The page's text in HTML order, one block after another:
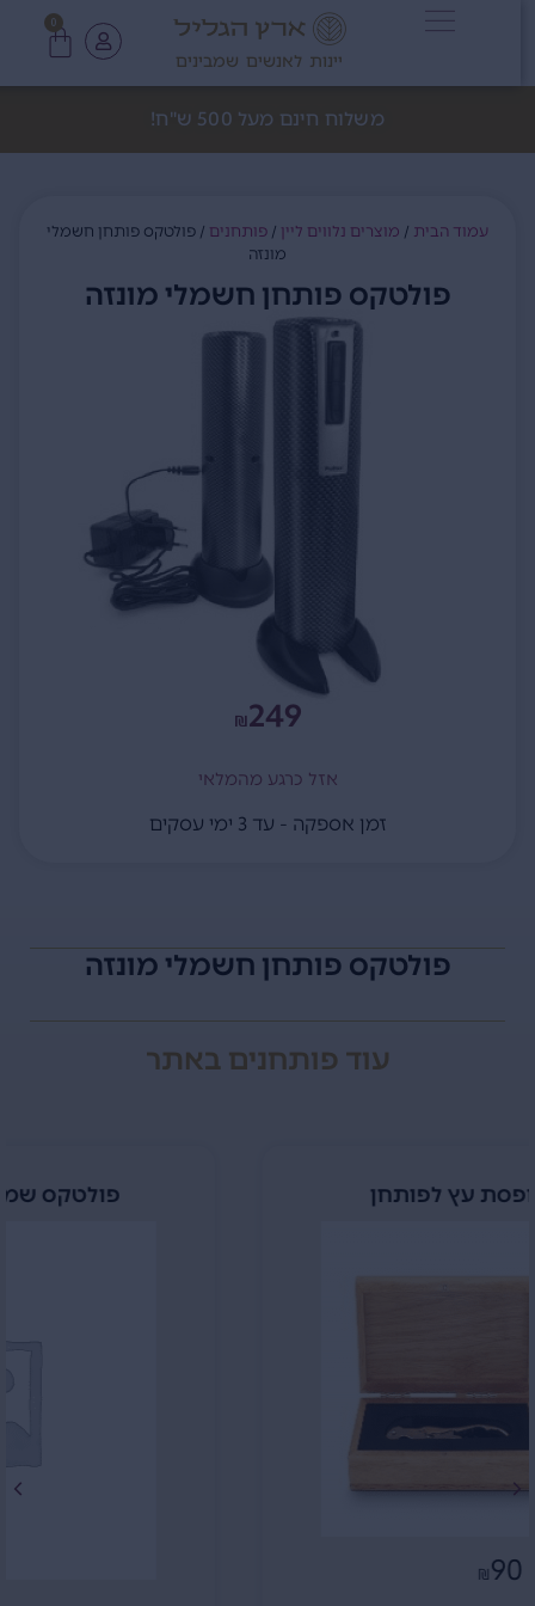
יינות לאנשים שמבינים
משלוח חינם מעל 500 ש"ח!
עמוד הבית/ מוצרים נלווים ליין/ פותחנים/ פולטקס פותחן חשמלי
מונזה
פולטקס פותחן חשמלי מונזה
₪249
אזל כרגע מהמלאי
זמן אספקה - עד 3 ימי עסקים
פולטקס פותחן חשמלי מונזה
עודפותחניםבאתר
פולטקס שמפניירה אקריל כסף